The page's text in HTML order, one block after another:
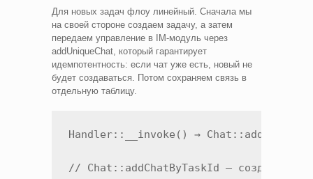
Для новых задач флоу линейный. Сначала мы
на своей стороне создаем задачу, а затем
передаем управление в IM-модуль через
addUniqueChat, который гарантирует
идемпотентность: если чат уже есть, новый не
будет создаваться. Потом сохраняем связь в
отдельную таблицу.
Handler::__invoke() →
// Chat::addChatByTaskId — создаем чат